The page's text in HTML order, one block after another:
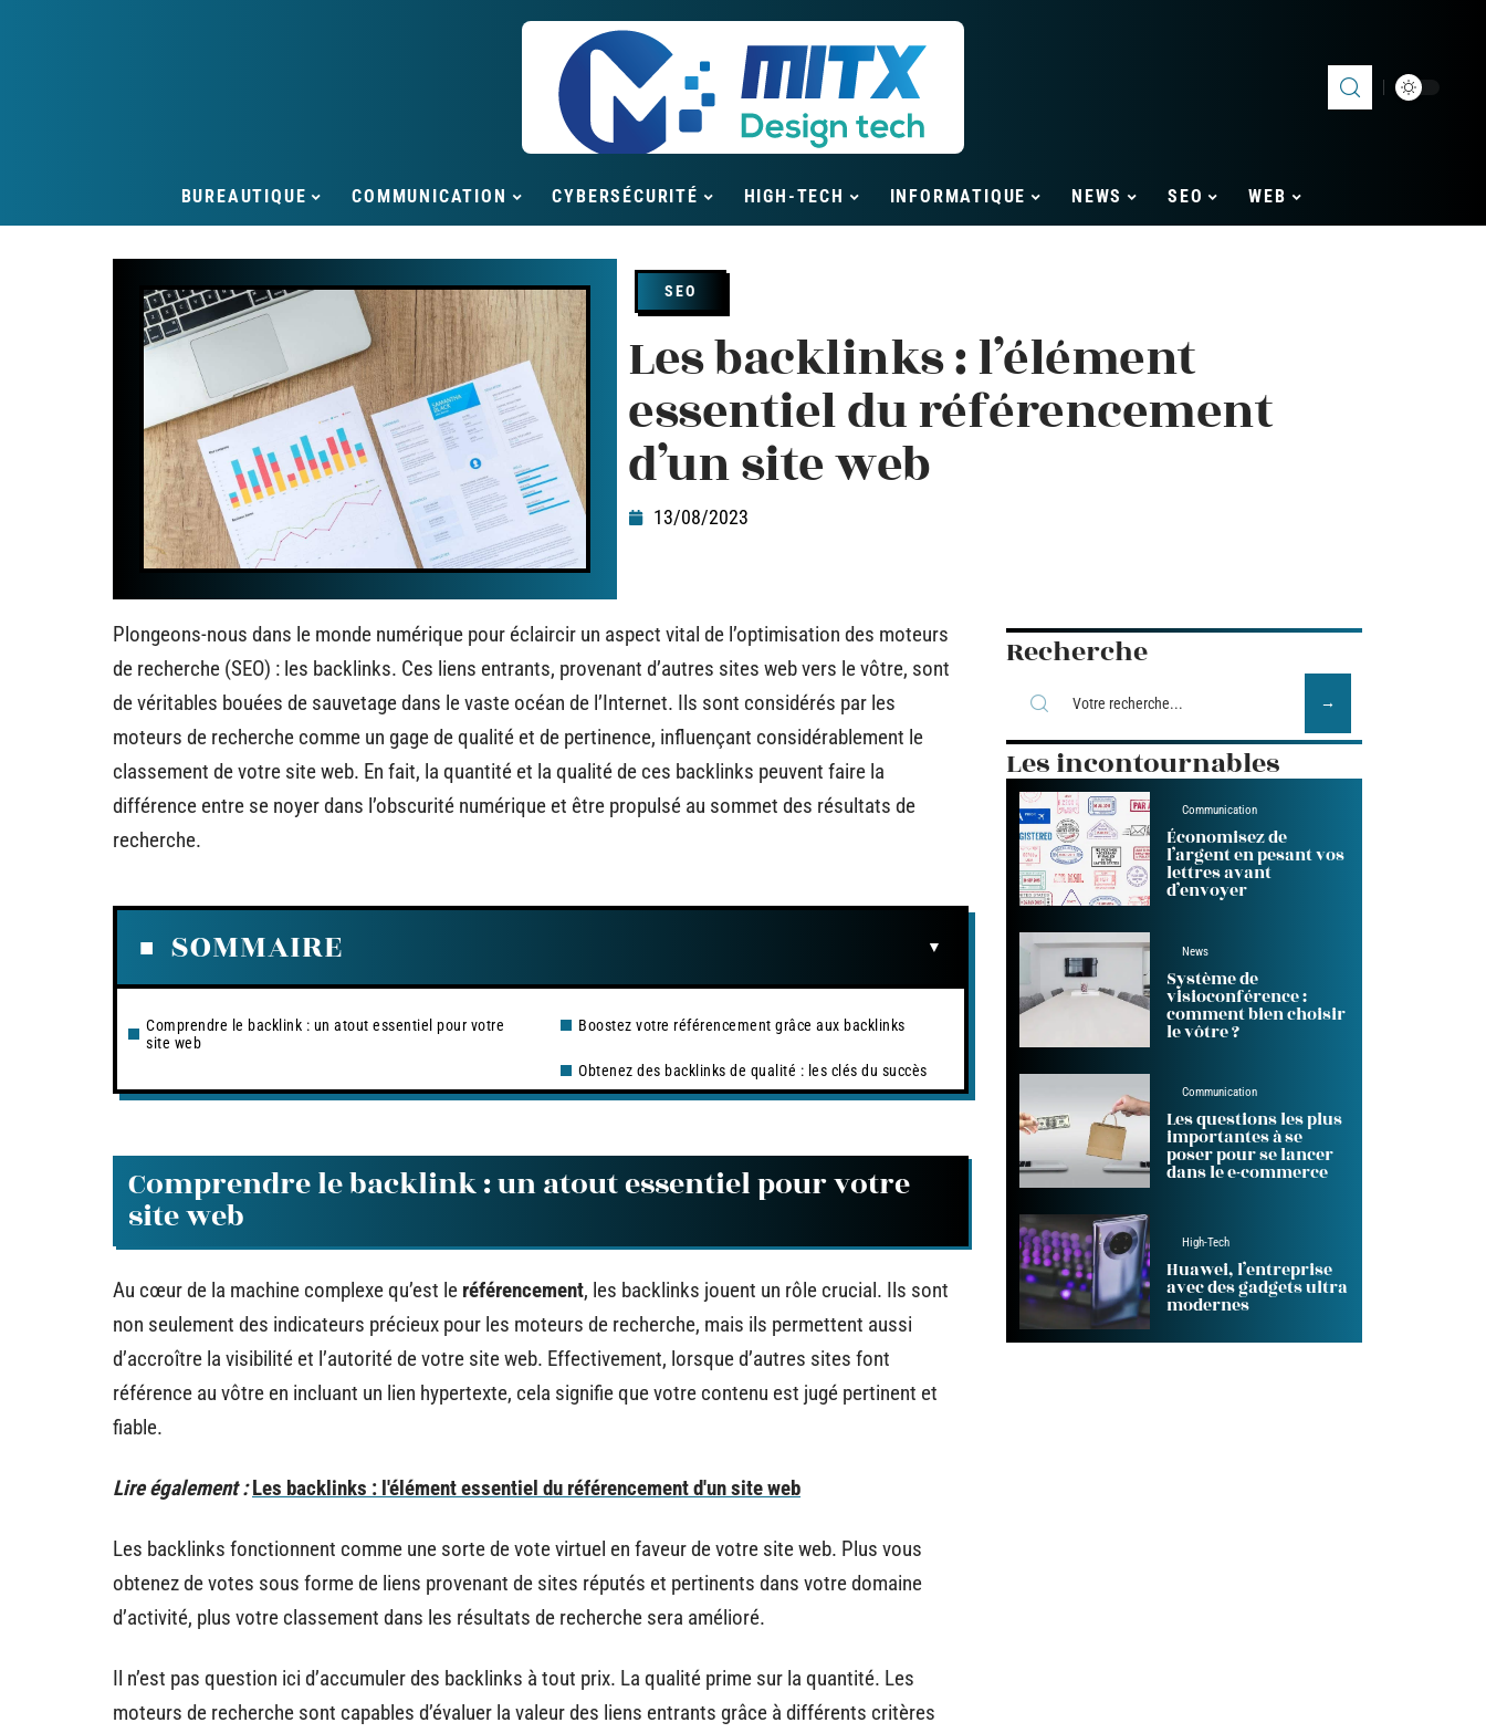
BUREAUTIQUE COMMUNICATION CYBERSÉCURITÉ HIGH-TECH INFORMATIQUE NEWS SEO WEB
SEO
Les backlinks : l’élément
essentiel du référencement
d’un site web
13/08/2023
Plongeons-nous dans le monde numérique pour éclaircir un aspect vital de l’optimisation des moteurs
de recherche (SEO) : les backlinks. Ces liens entrants, provenant d’autres sites web vers le vôtre, sont
de véritables bouées de sauvetage dans le vaste océan de l’Internet. Ils sont considérés par les
moteurs de recherche comme un gage de qualité et de pertinence, influençant considérablement le
classement de votre site web. En fait, la quantité et la qualité de ces backlinks peuvent faire la
différence entre se noyer dans l’obscurité numérique et être propulsé au sommet des résultats de
recherche.
SOMMAIRE
Comprendre le backlink : un atout essentiel pour votre
site web
Boostez votre référencement grâce aux backlinks
Obtenez des backlinks de qualité : les clés du succès
Comprendre le backlink : un atout essentiel pour votre
site web
Au cœur de la machine complexe qu’est le référencement, les backlinks jouent un rôle crucial. Ils sont
non seulement des indicateurs précieux pour les moteurs de recherche, mais ils permettent aussi
d’accroître la visibilité et l’autorité de votre site web. Effectivement, lorsque d’autres sites font
référence au vôtre en incluant un lien hypertexte, cela signifie que votre contenu est jugé pertinent et
fiable.
Lire également : Les backlinks : l'élément essentiel du référencement d'un site web
Les backlinks fonctionnent comme une sorte de vote virtuel en faveur de votre site web. Plus vous
obtenez de votes sous forme de liens provenant de sites réputés et pertinents dans votre domaine
d’activité, plus votre classement dans les résultats de recherche sera amélioré.
Il n’est pas question ici d’accumuler des backlinks à tout prix. La qualité prime sur la quantité. Les
moteurs de recherche sont capables d’évaluer la valeur des liens entrants grâce à différents critères
Recherche
Les incontournables
Communication
Économisez de
l’argent en pesant vos
lettres avant
d’envoyer
News
Système de
visioconférence :
comment bien choisir
le vôtre ?
Communication
Les questions les plus
importantes à se
poser pour se lancer
dans le e-commerce
High-Tech
Huawei, l’entreprise
avec des gadgets ultra
modernes